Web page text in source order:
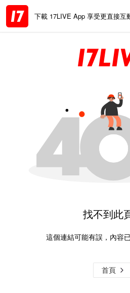
下載 17LIVE App 享受更直接互
找不到此
這個連結可能有誤，內容
首頁